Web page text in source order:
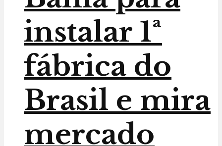
instalar 1ª
fábrica do
Brasil e mira
mercado